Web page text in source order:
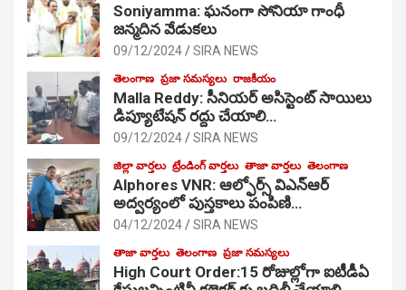
Soniyamma: ఘ‌నంగా సోనియా గాంధీ
జ‌న్మ‌దిన వేడుక‌లు
09/12/2024 SIRA NEWS
తెలంగాణ ప్రజా సమస్యలు రాజకీయం
Malla Reddy: సీనియర్ అసిస్టెంట్ సాయిలు
డిప్యూటేషన్ రద్దు చేయాలి…
09/12/2024 SIRA NEWS
జిల్లా వార్తలు ట్రేండింగ్ వార్తలు తాజా వార్తలు తెలంగాణ
Alphores VNR: ఆల్ఫోర్స్ విఎన్ఆర్
అద్వర్యంలో పుస్తకాలు పంపిణి…
04/12/2024 SIRA NEWS
తాజా వార్తలు తెలంగాణ ప్రజా సమస్యలు
High Court Order:15 రోజుల్లోగా ఐటీడీఏ